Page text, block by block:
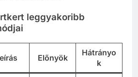
leggyakoribb
Előnyök
Hátrányo
k